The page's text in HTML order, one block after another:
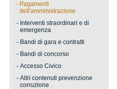
- Pagamenti
dell'amministrazione
- Interventi straordinari e di
emergenza
- Bandi di gara e contratti
- Bandi di concorso
- Accesso Civico
- Altri contenuti prevenzione
corruzione